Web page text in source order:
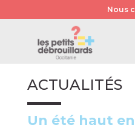
Nous
ACTUALITÉS
Un été haut